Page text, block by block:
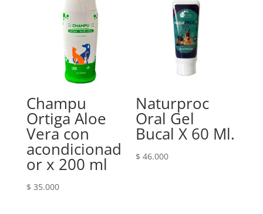
Champu
Ortiga Aloe
Vera con
acondicionad
or x 200 ml
$ 35.000
Naturproc
Oral Gel
Bucal X 60 Ml.
$ 46.000